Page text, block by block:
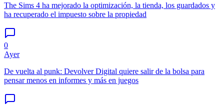
The Sims 4 ha mejorado la optimización, la tienda, los guardados y
ha recuperado el impuesto sobre la propiedad
0
Ayer
De vuelta al punk: Devolver Digital quiere salir de la bolsa para
pensar menos en informes y más en juegos